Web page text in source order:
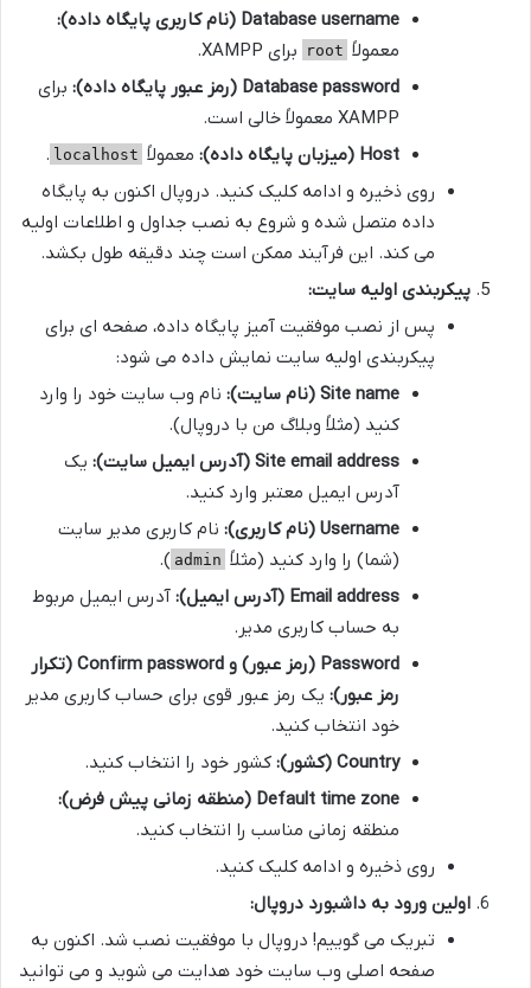
Database username (نام کاربری پایگاه داده):
معمولاً root
برای XAMPP.
Database password (رمز عبور پایگاه داده):
برای
XAMPP معمولاً خالی است.
Host (میزبان پایگاه داده):
معمولاً localhost
.
روی ذخیره و ادامه کلیک کنید. دروپال اکنون به پایگاه
داده متصل شده و شروع به نصب جداول و اطلاعات اولیه
می کند. این فرآیند ممکن است چند دقیقه طول بکشد.
پیکربندی اولیه سایت:
پس از نصب موفقیت آمیز پایگاه داده، صفحه ای برای
پیکربندی اولیه سایت نمایش داده می شود:
Site name (نام سایت):
نام وب سایت خود را وارد
کنید (مثلاً وبلاگ من با دروپال).
Site email address (آدرس ایمیل سایت):
یک
آدرس ایمیل معتبر وارد کنید.
Username (نام کاربری):
نام کاربری مدیر سایت
(شما) را وارد کنید (مثلاً admin
).
Email address (آدرس ایمیل):
آدرس ایمیل مربوط
به حساب کاربری مدیر.
Password (رمز عبور) و Confirm password (تکرار
رمز عبور): یک رمز عبور قوی برای حساب کاربری مدیر
خود انتخاب کنید.
Country (کشور):
کشور خود را انتخاب کنید.
Default time zone (منطقه زمانی پیش فرض):
منطقه زمانی مناسب را انتخاب کنید.
روی ذخیره و ادامه کلیک کنید.
اولین ورود به داشبورد دروپال:
تبریک می گوییم! دروپال با موفقیت نصب شد. اکنون به
صفحه اصلی وب سایت خود هدایت می شوید و می توانید